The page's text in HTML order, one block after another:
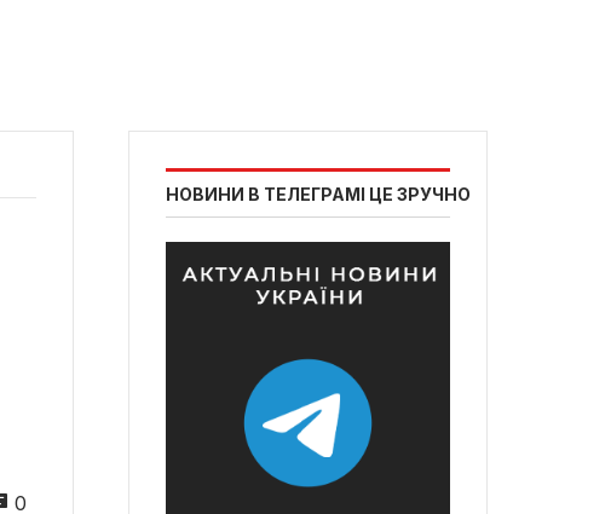
0
НОВИНИ В ТЕЛЕГРАМІ ЦЕ ЗРУЧНО